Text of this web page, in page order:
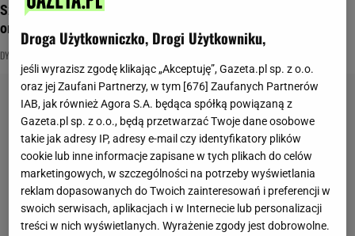
Szkołę masz już dawno za sobą? Sprawdź się w kartkówce
ortograficznej
DYKTANDO
Droga Użytkowniczko, Drogi Użytkowniku,
jeśli wyrazisz zgodę klikając „Akceptuję”, Gazeta.pl sp. z o.o.
oraz jej Zaufani Partnerzy, w tym [ 676 ] Zaufanych Partnerów
IAB, jak również Agora S.A. będąca spółką powiązaną z
Gazeta.pl sp. z o.o., będą przetwarzać Twoje dane osobowe
takie jak adresy IP, adresy e-mail czy identyfikatory plików
cookie lub inne informacje zapisane w tych plikach do celów
marketingowych, w szczególności na potrzeby wyświetlania
reklam dopasowanych do Twoich zainteresowań i preferencji w
swoich serwisach, aplikacjach i w Internecie lub personalizacji
treści w nich wyświetlanych. Wyrażenie zgody jest dobrowolne.